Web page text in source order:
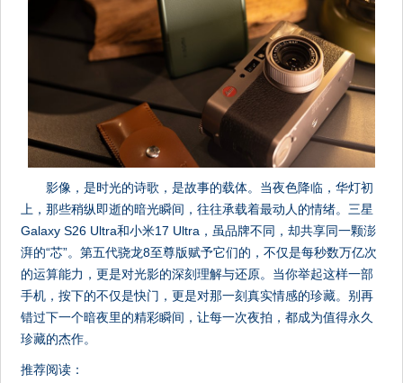
影像，是时光的诗歌，是故事的载体。当夜色降临，华灯初
上，那些稍纵即逝的暗光瞬间，往往承载着最动人的情绪。三星
Galaxy S26 Ultra和小米17 Ultra，虽品牌不同，却共享同一颗澎
湃的“芯”。第五代骁龙8至尊版赋予它们的，不仅是每秒数万亿次
的运算能力，更是对光影的深刻理解与还原。当你举起这样一部
手机，按下的不仅是快门，更是对那一刻真实情感的珍藏。别再
错过下一个暗夜里的精彩瞬间，让每一次夜拍，都成为值得永久
珍藏的杰作。
推荐阅读：